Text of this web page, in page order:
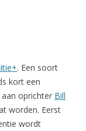
. Een soort
kort een
oprichter Bill
worden. Eerst
wordt